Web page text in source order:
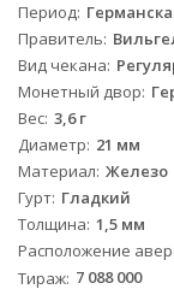
Период
Правитель
Вид чекана
Монетный двор
Вес 3,6 г
Диаметр 21 мм
Материал Железо
Гурт Гладкий
Толщина 1,5 мм
Расположение
Тираж 7 088 000